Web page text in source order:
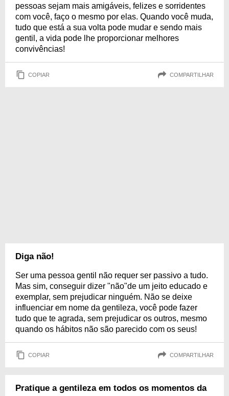
pessoas sejam mais amigáveis, felizes e sorridentes
com você, faço o mesmo por elas. Quando você muda,
tudo que está a sua volta pode mudar e sendo mais
gentil, a vida pode lhe proporcionar melhores
convivências!
COPIAR COMPARTILHAR
Diga não!
Ser uma pessoa gentil não requer ser passivo a tudo.
Mas sim, conseguir dizer "não"de um jeito educado e
exemplar, sem prejudicar ninguém. Não se deixe
influenciar em nome da gentileza, você pode fazer
tudo que te agrada, sem prejudicar os outros, mesmo
quando os hábitos não são parecido com os seus!
COPIAR COMPARTILHAR
Pratique a gentileza em todos os momentos da